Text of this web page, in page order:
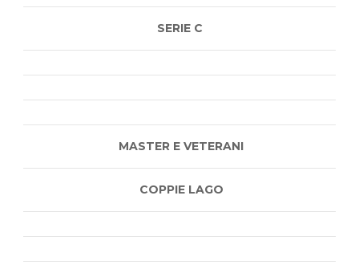
SERIE C
MASTER E VETERANI
COPPIE LAGO